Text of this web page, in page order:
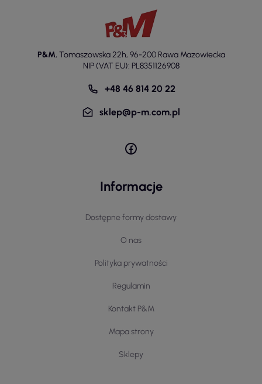
P&M, Tomaszowska 22h, 96-200 Rawa Mazowiecka
NIP (VAT EU): PL8351126908
+48 46 814 20 22
sklep@p-m.com.pl
Informacje
Dostępne formy dostawy
O nas
Polityka prywatności
Regulamin
Kontakt P&M
Mapa strony
Sklepy